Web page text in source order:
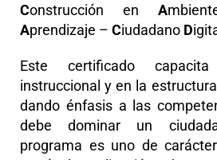
Construcción en A
Aprendizaje – Ciudadano D
Este certificado
instruccional y en la
dando énfasis a las
debe dominar un
programa es uno de